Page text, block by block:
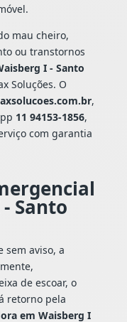
mau cheiro,
ou transtornos
I - Santo
Soluções. O
,
11 94153-1856,
com garantia
Santo
sem aviso, a
de escoar, o
retorno pela
em Waisberg I